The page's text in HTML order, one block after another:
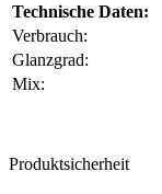
Technische Daten:
Verbrauch:
Glanzgrad:
Mix:
Produktsicherheit